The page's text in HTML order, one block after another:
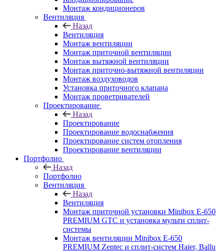
Монтаж кондиционеров
Вентиляция
Назад
Вентиляция
Монтаж вентиляции
Монтаж приточной вентиляции
Монтаж вытяжной вентиляции
Монтаж приточно-вытяжной вентиляции
Монтаж воздуховодов
Установка приточного клапана
Монтаж проветривателей
Проектирование
Назад
Проектирование
Проектирование водоснабжения
Проектирование систем отопления
Проектирование вентиляции
Портфолио
Назад
Портфолио
Вентиляция
Назад
Вентиляция
Монтаж приточной установки Minibox E-650
PREMIUM GTC и установка мульти сплит-
системы
Монтаж вентиляции Minibox E-650
PREMIUM Zentec и сплит-систем Haier, Ballu